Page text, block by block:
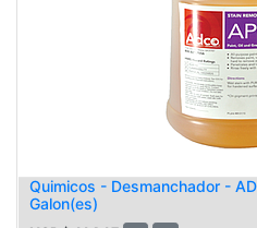
Quimicos - Desmanchador -
Galon(es)